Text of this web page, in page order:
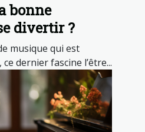
bonne
divertir ?
musique qui est
dernier fascine l’être...